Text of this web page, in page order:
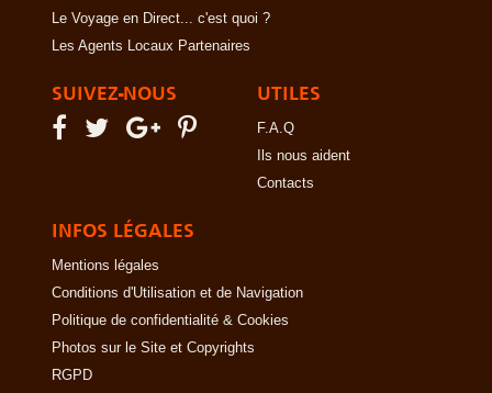
Le Voyage en Direct... c'est quoi ?
Les Agents Locaux Partenaires
SUIVEZ-NOUS UTILES
F.A.Q
Ils nous aident
Contacts
INFOS LÉGALES
Mentions légales
Conditions d'Utilisation et de Navigation
Politique de confidentialité & Cookies
Photos sur le Site et Copyrights
RGPD